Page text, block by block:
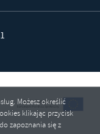
Możesz określić
klikając przycisk
zapoznania się z